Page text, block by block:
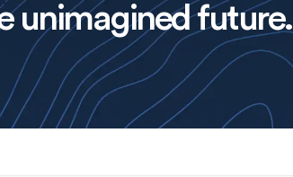
unimagined future.